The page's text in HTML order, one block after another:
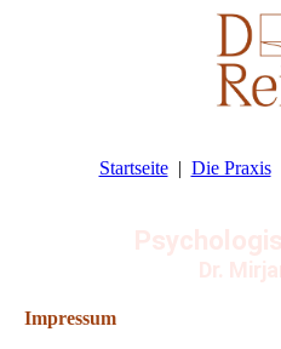
Startseite Die Praxis
P
Dr.
Impressum